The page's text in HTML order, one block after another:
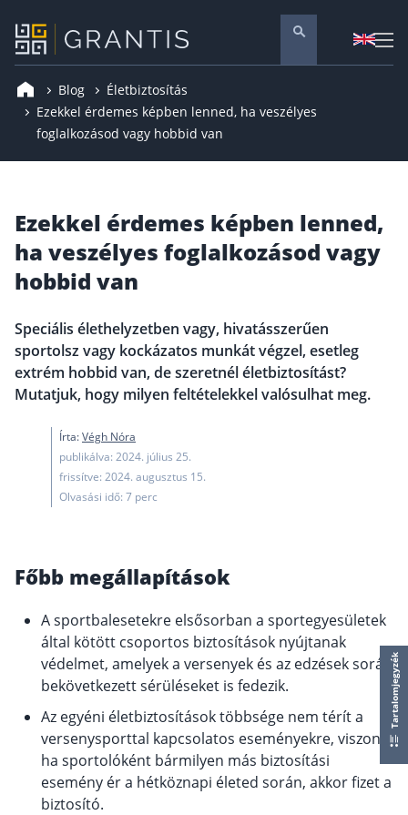
Pénzügyi tanácsadás
Nyugdíj előtakarékosság
Melyiket válaszd? Nyugdíjbiztosítás, NYESZ vagy
ÖNYP?
Nyugdíj előtakarékossági számla (NYESZ)
Nyugdíj megtakarítás – Így válassz
Magánnyugdíjpénztár összefoglaló
Nyugdíjkorhatár táblázat és útmutató
Nyugdíj kisokos – A magyar nyugdíjrendszer
Önkéntes Nyugdíjpénztárak hozamai
Nyugdíjbiztosítás
Melyik a legolcsóbb nyugdíjbiztosítás?
Nyugdíjbiztosítás adókedvezmény és adójóváírás
KATA Nyugdíj: így használd ki az
Nyugdíjbiztosítás kalkulátor
Nyugdíjbiztosítás hozamok
Nyugdíjbiztosítás költségek
Életbiztosítások
Blog
Életbiztosítás
Ezekkel érdemes képben lenned, ha veszélyes
foglalkozásod vagy hobbid van
Ezekkel érdemes képben lenned,
ha veszélyes foglalkozásod vagy
hobbid van
Speciális élethelyzetben vagy, hivatásszerűen
sportolsz vagy kockázatos munkát végzel, esetleg
extrém hobbid van, de szeretnél életbiztosítást?
Mutatjuk, hogy milyen feltételekkel valósulhat meg.
Írta:Végh Nóra
publikálva: 2024. július 25.
frissítve: 2024. augusztus 15.
Olvasási idő: 7 perc
Főbb megállapítások
A sportbalesetekre elsősorban a sportegyesületek
által kötött csoportos biztosítások nyújtanak
védelmet, amelyek a versenyek és az edzések során
bekövetkezett sérüléseket is fedezik.
Az egyéni életbiztosítások többsége nem térít a
versenysporttal kapcsolatos eseményekre, viszont
ha sportolóként bármilyen más biztosítási
esemény ér a hétköznapi életed során, akkor fizet a
biztosító.
Tartalomjegyzék